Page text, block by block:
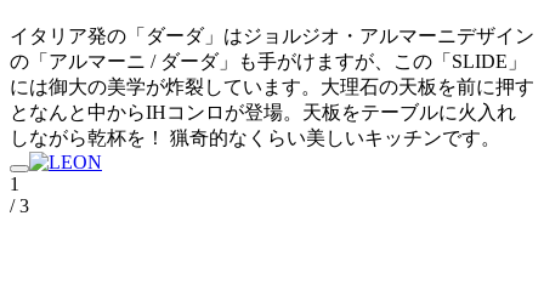
イタリア発の「ダーダ」はジョルジオ・アルマーニデザイン
の「アルマーニ / ダーダ」も手がけますが、この「SLIDE」
には御大の美学が炸裂しています。大理石の天板を前に押す
となんと中からIHコンロが登場。天板をテーブルに火入れ
しながら乾杯を！ 猟奇的なくらい美しいキッチンです。
1
/ 3